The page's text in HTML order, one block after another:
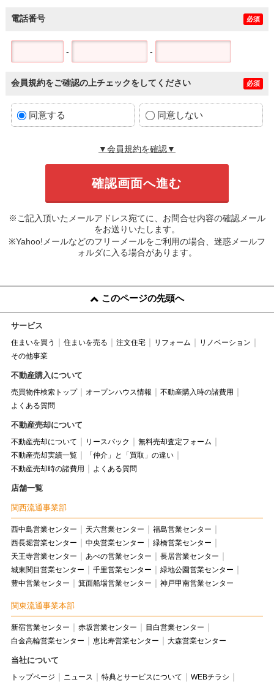
電話番号 必須
- -
会員規約をご確認の上チェックをしてください 必須
同意する 同意しない
▼会員規約を確認▼
※ご記入頂いたメールアドレス宛てに、お問合せ内容の確認メール
をお送りいたします。
※Yahoo!メールなどのフリーメールをご利用の場合、迷惑メールフ
ォルダに入る場合があります。
このページの先頭へ
サービス
住まいを買う 住まいを売る 注文住宅 リフォーム
リノベーション
その他事業
不動産購入について
売買物件検索トップ オープンハウス情報
不動産購入時の諸費用
よくある質問
不動産売却について
不動産売却について リースバック
無料売却査定フォーム
不動産売却実績一覧
「仲介」と「買取」の違い
不動産売却時の諸費用
よくある質問
店舗一覧
関西流通事業部
西中島営業センター 天六営業センター
福島営業センター
西長堀営業センター
中央営業センター
緑橋営業センター
天王寺営業センター
あべの営業センター
長居営業センター
城東関目営業センター
千里営業センター
緑地公園営業センター
豊中営業センター
箕面船場営業センター 神戸甲南営業センター
関東流通事業本部
新宿営業センター 赤坂営業センター
目白営業センター
白金高輪営業センター
恵比寿営業センター 大森営業センター
当社について
トップページ ニュース 特典とサービスについて
WEBチラシ